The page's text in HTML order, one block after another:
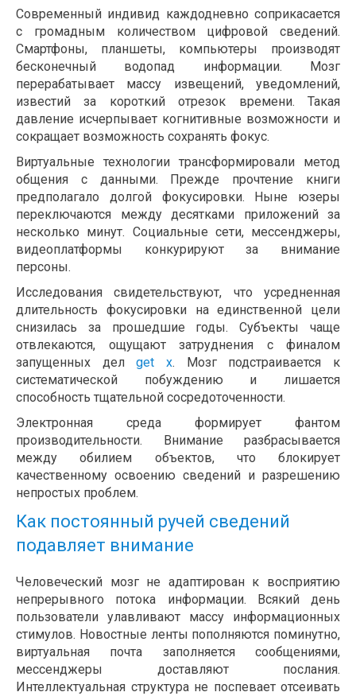
Современный индивид каждодневно соприкасается
с громадным количеством цифровой сведений.
Смартфоны, планшеты, компьютеры производят
бесконечный водопад информации. Мозг
перерабатывает массу извещений, уведомлений,
известий за короткий отрезок времени. Такая
давление исчерпывает когнитивные возможности и
сокращает возможность сохранять фокус.
Виртуальные технологии трансформировали метод
общения с данными. Прежде прочтение книги
предполагало долгой фокусировки. Ныне юзеры
переключаются между десятками приложений за
несколько минут. Социальные сети, мессенджеры,
видеоплатформы конкурируют за внимание
персоны.
Исследования свидетельствуют, что усредненная
длительность фокусировки на единственной цели
снизилась за прошедшие годы. Субъекты чаще
отвлекаются, ощущают затруднения с финалом
запущенных делget x. Мозг подстраивается к
систематической побуждению и лишается
способность тщательной сосредоточенности.
Электронная среда формирует фантом
производительности. Внимание разбрасывается
между обилием объектов, что блокирует
качественному освоению сведений и разрешению
непростых проблем.
Как постоянный ручей сведений
подавляет внимание
Человеческий мозг не адаптирован к восприятию
непрерывного потока информации. Всякий день
пользователи улавливают массу информационных
стимулов. Новостные ленты пополняются поминутно,
виртуальная почта заполняется сообщениями,
мессенджеры доставляют послания.
Интеллектуальная структура не поспевает отсеивать